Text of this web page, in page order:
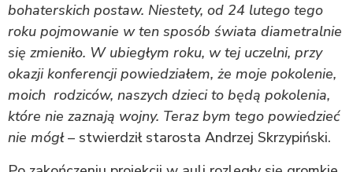
bohaterskich postaw. Niestety, od 24 lutego tego
roku pojmowanie w ten sposób świata diametralnie
się zmieniło. W ubiegłym roku, w tej uczelni, przy
okazji konferencji powiedziałem, że moje pokolenie,
moich rodziców, naszych dzieci to będą pokolenia,
które nie zaznają wojny. Teraz bym tego powiedzieć
nie mógł– stwierdził starosta Andrzej Skrzypiński.